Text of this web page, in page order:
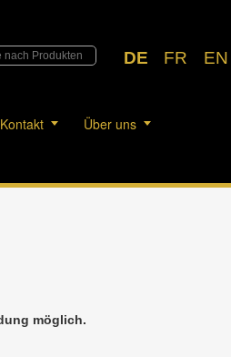
DE FR EN
Über uns
möglich.